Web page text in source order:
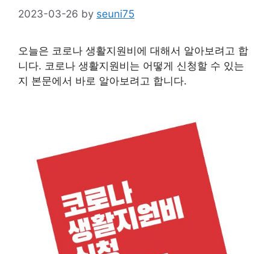
2023-03-26 by seuni75
오늘은 코로나 생활지원비에 대해서 알아보려고 합
니다. 코로나 생활지원비는 어떻게 신청할 수 있는
지 본문에서 바로 알아보려고 합니다.